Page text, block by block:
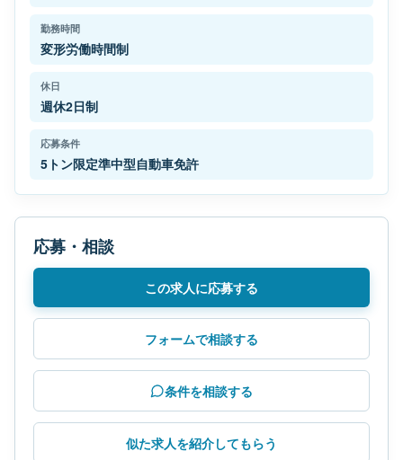
勤務時間
変形労働時間制
休日
週休2日制
応募条件
5トン限定準中型自動車免許
応募・相談
この求人に応募する
フォームで相談する
条件を相談する
似た求人を紹介してもらう